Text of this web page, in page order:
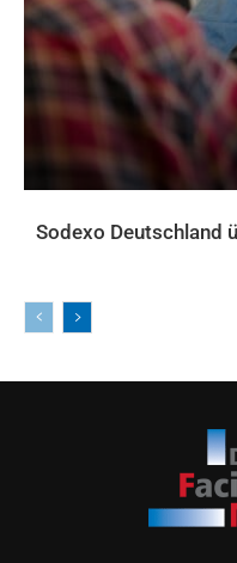
Sodexo Deutschland